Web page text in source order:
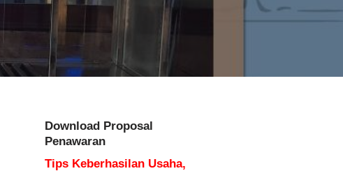
Download Proposal
Penawaran
Tips Keberhasilan Usaha,